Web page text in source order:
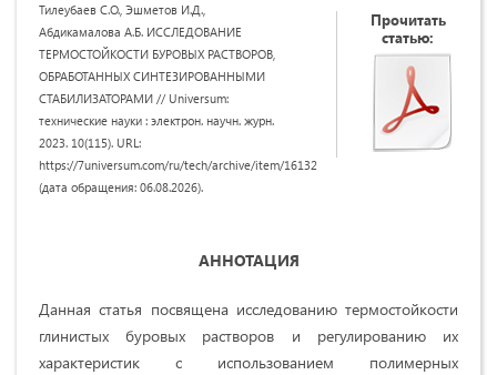
Тилеубаев С.О., Эшметов И.Д.,
Абдикамалова А.Б. ИССЛЕДОВАНИЕ
ТЕРМОСТОЙКОСТИ БУРОВЫХ РАСТВОРОВ,
ОБРАБОТАННЫХ СИНТЕЗИРОВАННЫМИ
СТАБИЛИЗАТОРАМИ // Universum:
технические науки : электрон. научн. журн.
2023. 10(115). URL:
https://7universum.com/ru/tech/archive/item/16132
(дата обращения: 06.08.2026).
Прочитать
статью:
АННОТАЦИЯ
Данная статья посвящена исследованию термостойкости
глинистых буровых растворов и регулированию их
характеристик с использованием полимерных